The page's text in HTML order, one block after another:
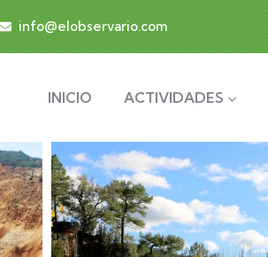
info@elobservario.com
INICIO ACTIVIDADES